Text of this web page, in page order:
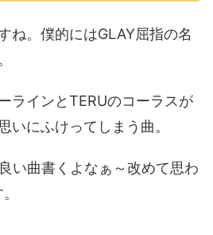
ね。僕的にはGLAY屈指の名
ラインとTERUのコーラスが
いにふけってしまう曲。
い曲書くよなぁ～改めて思わ